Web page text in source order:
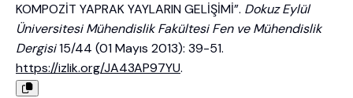
KOMPOZİT YAPRAK YAYLARIN GELİŞİMİ”. Dokuz Eylül
Üniversitesi Mühendislik Fakültesi Fen ve Mühendislik
Dergisi15/44 (01 Mayıs 2013): 39-51.
https://izlik.org/JA43AP97YU.